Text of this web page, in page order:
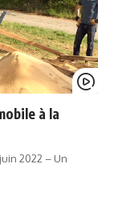
à la
2022 – Un